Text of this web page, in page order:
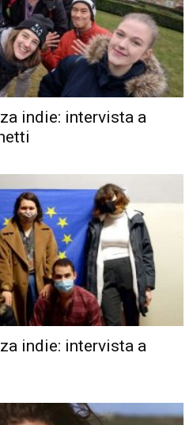
indie: intervista a
indie: intervista a